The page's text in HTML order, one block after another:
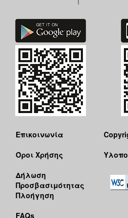
Επικοινωνία
Όροι Χρήσης
Δήλωση
Προσβασιμότητας
Πλοήγηση
FAQs